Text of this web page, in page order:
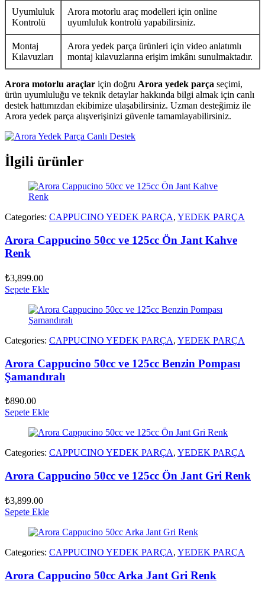
Uyumluluk
Kontrolü
Arora motorlu araç modelleri için online
uyumluluk kontrolü yapabilirsiniz.
Montaj
Kılavuzları
Arora yedek parça ürünleri için video anlatımlı
montaj kılavuzlarına erişim imkânı sunulmaktadır.
Arora motorlu araçlar için doğru Arora yedek parça seçimi,
ürün uyumluluğu ve teknik detaylar hakkında bilgi almak için canlı
destek hattımızdan ekibimize ulaşabilirsiniz. Uzman desteğimiz ile
Arora yedek parça alışverişinizi güvenle tamamlayabilirsiniz.
İlgili ürünler
Categories: CAPPUCINO YEDEK PARÇA, YEDEK PARÇA
Arora Cappucino 50cc ve 125cc Ön Jant Kahve
Renk
₺3,899.00
Sepete Ekle
Categories: CAPPUCINO YEDEK PARÇA, YEDEK PARÇA
Arora Cappucino 50cc ve 125cc Benzin Pompası
Şamandıralı
₺890.00
Sepete Ekle
Categories: CAPPUCINO YEDEK PARÇA, YEDEK PARÇA
Arora Cappucino 50cc ve 125cc Ön Jant Gri Renk
₺3,899.00
Sepete Ekle
Categories: CAPPUCINO YEDEK PARÇA, YEDEK PARÇA
Arora Cappucino 50cc Arka Jant Gri Renk